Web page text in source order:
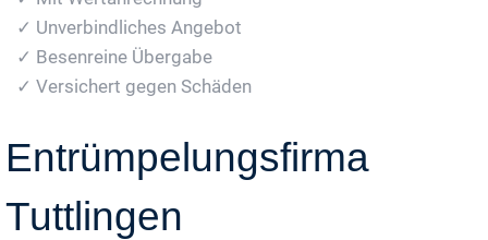
✓ Unverbindliches Angebot
✓ Besenreine Übergabe
✓ Versichert gegen Schäden
Entrümpelungsfirma
Tuttlingen